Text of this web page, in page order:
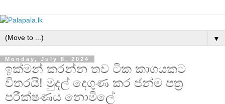
▼
Monday, July 8, 2024
ඉක්මන් කරන්න තව ටික කාගයකට
විතරයි! මුදල් දෙගුණ කර ජන්ම පත්‍ර
පරීක්ෂණය නොමිලේ